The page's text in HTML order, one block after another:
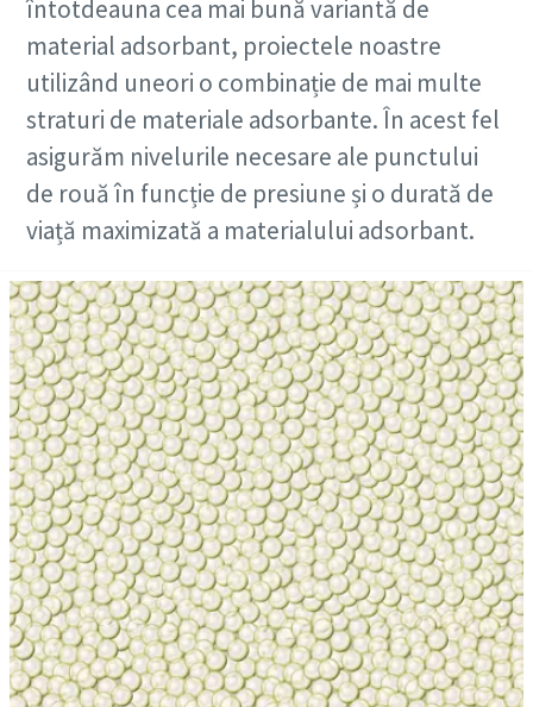
întotdeauna cea mai bună variantă de
material adsorbant, proiectele noastre
utilizând uneori o combinație de mai multe
straturi de materiale adsorbante. În acest fel
asigurăm nivelurile necesare ale punctului
de rouă în funcție de presiune și o durată de
viață maximizată a materialului adsorbant.